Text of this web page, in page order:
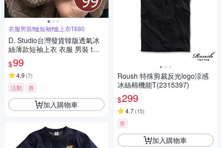
衣服男裝t恤短袖t恤上衣T680
D. Studio台灣發貨韓版透氣冰
絲薄款短袖上衣 衣服 男裝 t
恤 短袖t恤 上衣T680
$99
4.9 (7)
活動 券
加入購物車
Roush 特殊剪裁反光logo涼感
冰絲棉機能T(2315397)
$299
4.7(15)
券
加入購物車